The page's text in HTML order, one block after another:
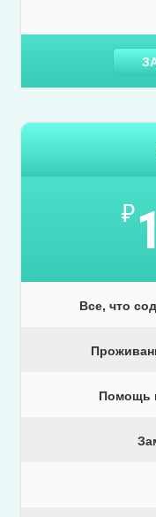
₽
Все, что
Помощь